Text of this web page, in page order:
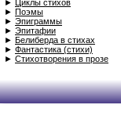
►
Циклы стихов
► Поэмы
► Эпиграммы
► Эпитафии
► Белиберда в стихах
► Фантастика (стихи)
► Стихотворения в прозе